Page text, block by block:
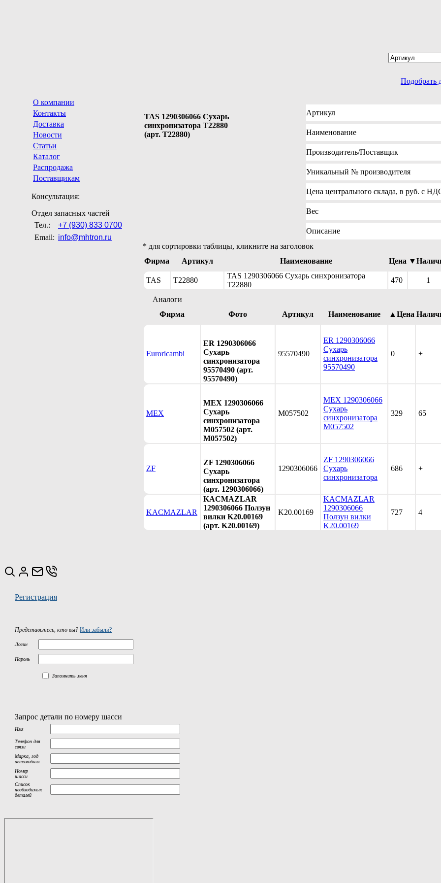
Подобрать
О компании
Контакты
Доставка
Новости
Статьи
Каталог
Распродажа
Поставщикам
Консультация:
Отдел запасных частей
Тел.:
+7 (930) 833 0700
Email: info@mhtron.ru
TAS 1290306066 Сухарь
синхронизатора T22880
(арт. T22880)
Артикул
Наименование
Производитель/Поставщик
Уникальный № производителя
Цена центрального склада, в руб. с
Вес
Описание
* для сортировки таблицы, кликните на заголовок
Фирма
Артикул Наименование Цена
TAS T22880
TAS 1290306066 Сухарь синхронизатора
T22880
470 1
Аналоги
Фирма
Фото Артикул Наименование ▲Цена
Euroricambi
ER 1290306066
Сухарь
синхронизатора
95570490 (арт.
95570490)
95570490
ER 1290306066
Сухарь
синхронизатора
95570490
0 +
MEX
MEX 1290306066
Сухарь
синхронизатора
M057502 (арт.
M057502)
M057502
MEX 1290306066
Сухарь
синхронизатора
M057502
329 65
ZF
ZF 1290306066
Сухарь
синхронизатора
(арт. 1290306066)
1290306066
ZF 1290306066
Сухарь
синхронизатора
686 +
KACMAZLAR
KACMAZLAR
1290306066 Ползун
вилки K20.00169
(арт. K20.00169)
K20.00169
KACMAZLAR
1290306066
Ползун вилки
K20.00169
727 4
Регистрация
Представьтесь, кто вы? Или забыли?
Логин
Пароль
Запомнить меня
Запрос детали по номеру шасси
Имя
Телефон для
связи
Марка, год
автомобиля
Номер
шасси
Список
необходимых
деталей